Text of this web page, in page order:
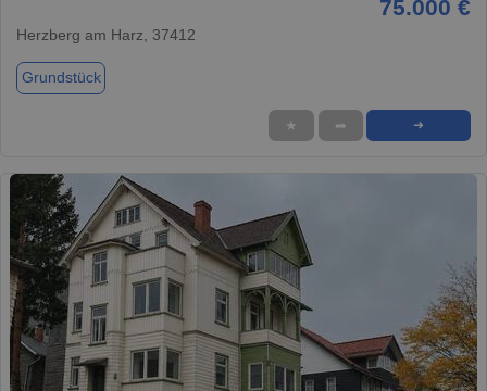
75.000 €
Herzberg am Harz, 37412
Grundstück
★ ➦ ➜